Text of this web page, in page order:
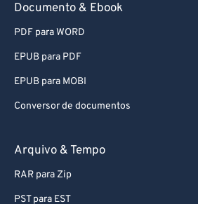
Documento & Ebook
PDF para WORD
EPUB para PDF
EPUB para MOBI
Conversor de documentos
Arquivo & Tempo
RAR para Zip
PST para EST